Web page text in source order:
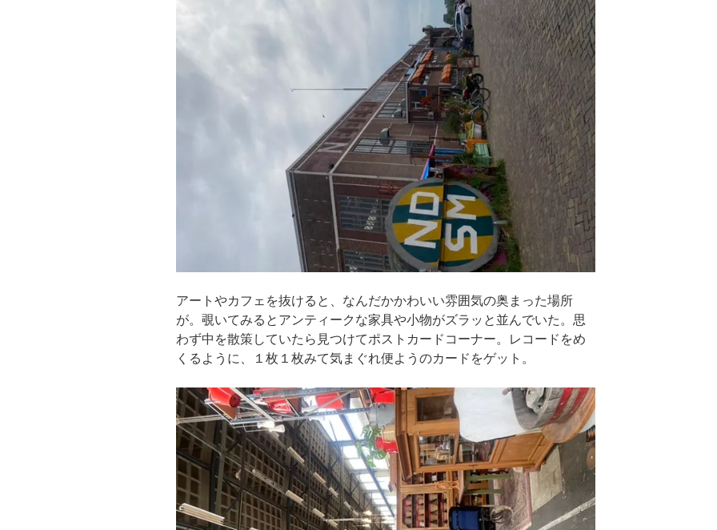
アートやカフェを抜けると、なんだかかわいい雰囲気の奥まった場所
が。覗いてみるとアンティークな家具や小物がズラッと並んでいた。思
わず中を散策していたら見つけてポストカードコーナー。レコードをめ
くるように、１枚１枚みて気まぐれ便ようのカードをゲット。